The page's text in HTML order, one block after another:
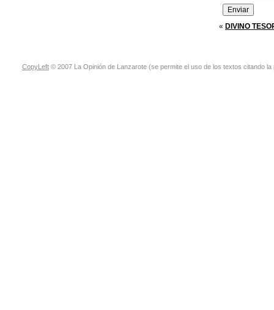
« DIVINO
CopyLeft © 2007 La Opinión de Lanzarote (se permite el uso de los textos citando